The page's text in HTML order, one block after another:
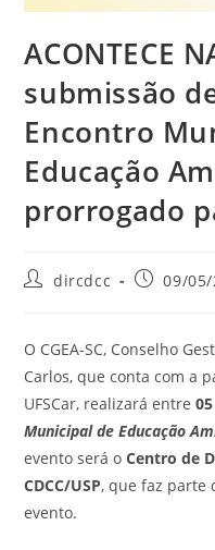
ACONTECE
submissão
Encontro
Educação
prorrogado
dircdcc 09/
O CGEA-SC, Conselho
Carlos, que conta com a
UFSCar, realizará entre
Municipal de Educação
evento será oCentro de
CDCC/USP, que faz parte
evento.